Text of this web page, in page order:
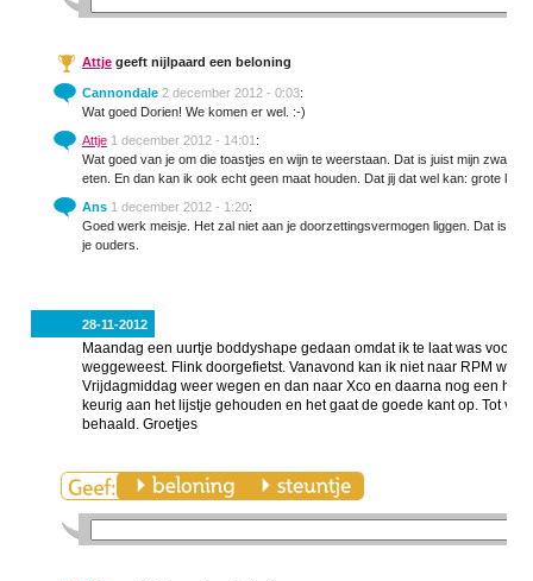
Attjegeeft nijlpaard een beloning
Cannondale 2 december 2012 - 0:03:
Wat goed Dorien! We komen er wel. :-)
Attje 1 december 2012 - 14:01 :
Wat goed van je om die toastjes en wijn te weerstaan. Dat is juist mijn
eten. En dan kan ik ook echt geen maat houden. Dat jij dat wel kan: grote
Ans 1 december 2012 - 1:20:
Goed werk meisje. Het zal niet aan je doorzettingsvermogen liggen. Dat is bij
je ouders.
28-11-2012
Maandag een uurtje boddyshape gedaan omdat ik te laat was voor
weggeweest. Flink doorgefietst. Vanavond kan ik niet naar RPM
Vrijdagmiddag weer wegen en dan naar Xco en daarna nog een
keurig aan het lijstje gehouden en het gaat de goede kant op. Tot
behaald. Groetjes